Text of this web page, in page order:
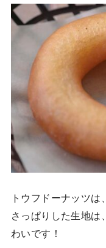
トウフドーナッツは
さっぱりした生地
わいです！